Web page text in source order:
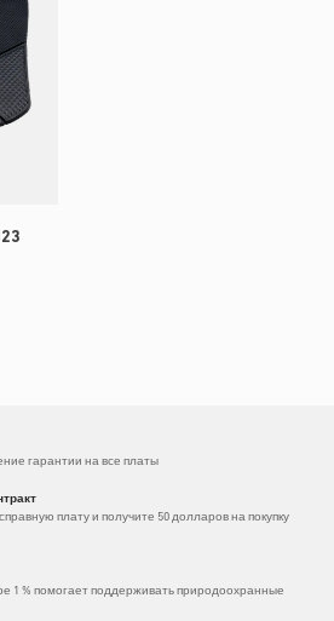
гарантии на все платы
плату и получите 50 долларов на покупку
1 % помогает поддерживать природоохранные